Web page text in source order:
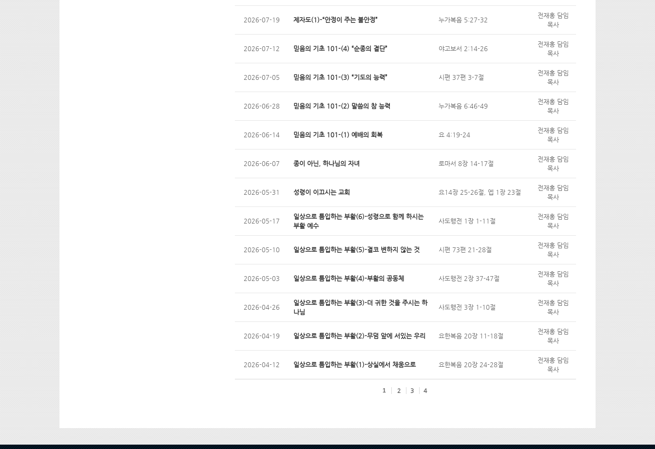
2026-07-19 제자도(1)-“안정이 주는 불안정” 누가복음 5:27-32
전재홍 담임
목사
2026-07-12 믿음의 기초 101-(4) “순종의 결단” 야고보서 2:14-26
전재홍 담임
목사
2026-07-05 믿음의 기초 101-(3) “기도의 능력” 시편 37편 3-7절
전재홍 담임
목사
2026-06-28 믿음의 기초 101-(2) 말씀의 참 능력 누가복음 6:46-49
전재홍 담임
목사
2026-06-14 믿음의 기초 101-(1) 예배의 회복 요 4:19-24
전재홍 담임
목사
2026-06-07 종이 아닌, 하나님의 자녀 로마서 8장 14-17절
전재홍 담임
목사
2026-05-31 성령이 이끄시는 교회 요14장 25-26절, 엡 1장 23절
전재홍 담임
목사
2026-05-17
일상으로 틈입하는 부활(6)-성령으로 함께 하시는
부활 예수
사도행전 1장 1-11절
전재홍 담임
목사
2026-05-10 일상으로 틈입하는 부활(5)-결코 변하지 않는 것 시편 73편 21-28절
전재홍 담임
목사
2026-05-03 일상으로 틈입하는 부활(4)-부활의 공동체 사도행전 2장 37-47절
전재홍 담임
목사
2026-04-26
일상으로 틈입하는 부활(3)-더 귀한 것을 주시는 하
나님
사도행전 3장 1-10절
전재홍 담임
목사
2026-04-19 일상으로 틈입하는 부활(2)-무덤 앞에 서있는 우리 요한복음 20장 11-18절
전재홍 담임
목사
2026-04-12 일상으로 틈입하는 부활(1)-상실에서 채움으로 요한복음 20장 24-28절
전재홍 담임
목사
1 2 3 4